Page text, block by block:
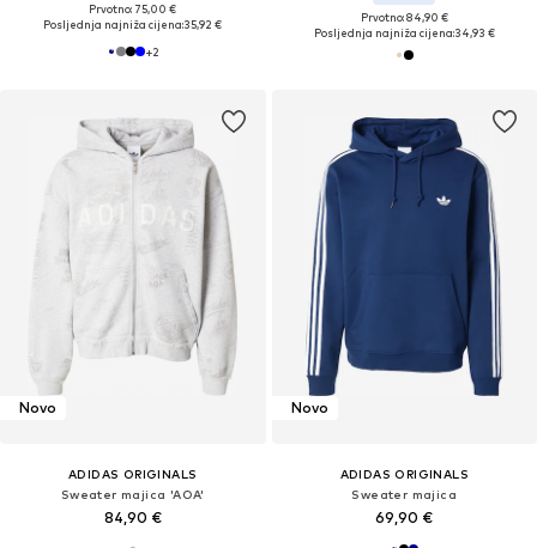
Prvotno: 75,00 €
Posljednja najniža cijena:35,92 €
+2
Prvotno: 84,90 €
Posljednja najniža cijena:34,93 €
Novo
ADIDAS ORIGINALS
Sweater majica 'AOA'
84,90 €
Novo
ADIDAS ORIGINALS
Sweater majica
69,90 €